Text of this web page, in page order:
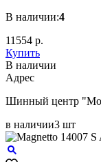
В наличии:4
11554 р.
Купить
В наличии
Aдрес
Шинный центр
в наличии3 шт